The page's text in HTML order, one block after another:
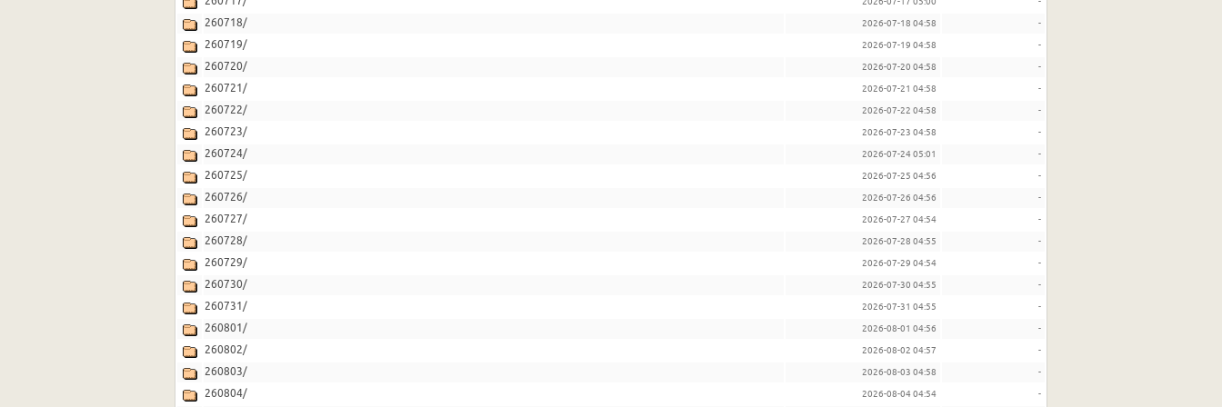
260718/ 2026-07-18 04:58 -
260719/ 2026-07-19 04:58 -
260720/ 2026-07-20 04:58 -
260721/ 2026-07-21 04:58 -
260722/ 2026-07-22 04:58 -
260723/ 2026-07-23 04:58 -
260724/ 2026-07-24 05:01 -
260725/ 2026-07-25 04:56 -
260726/ 2026-07-26 04:56 -
260727/ 2026-07-27 04:54 -
260728/ 2026-07-28 04:55 -
260729/ 2026-07-29 04:54 -
260730/ 2026-07-30 04:55 -
260731/ 2026-07-31 04:55 -
260801/ 2026-08-01 04:56 -
260802/ 2026-08-02 04:57 -
260803/ 2026-08-03 04:58 -
260804/ 2026-08-04 04:54 -